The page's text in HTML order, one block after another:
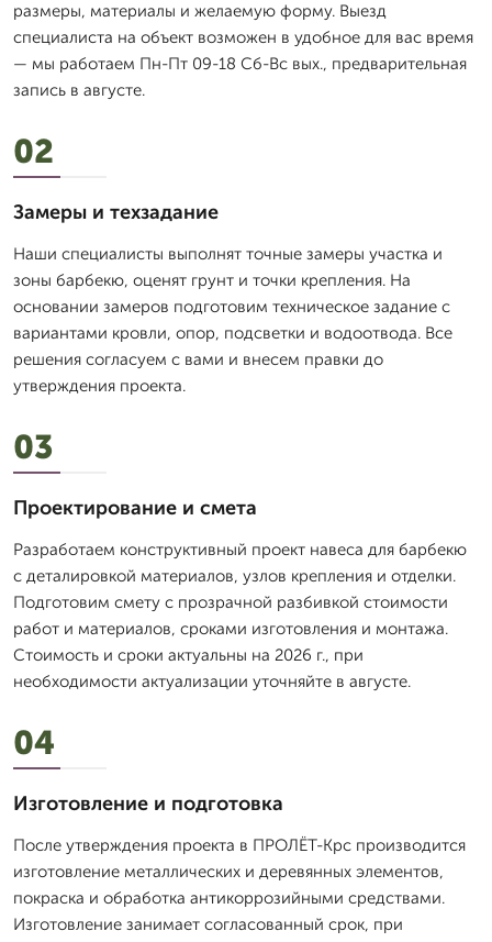
размеры, материалы и желаемую форму. Выезд
специалиста на объект возможен в удобное для вас время
— мы работаем Пн-Пт 09-18 Сб-Вс вых., предварительная
запись в августе.
02
Замеры и техзадание
Наши специалисты выполнят точные замеры участка и
зоны барбекю, оценят грунт и точки крепления. На
основании замеров подготовим техническое задание с
вариантами кровли, опор, подсветки и водоотвода. Все
решения согласуем с вами и внесем правки до
утверждения проекта.
03
Проектирование и смета
Разработаем конструктивный проект навеса для барбекю
с деталировкой материалов, узлов крепления и отделки.
Подготовим смету с прозрачной разбивкой стоимости
работ и материалов, сроками изготовления и монтажа.
Стоимость и сроки актуальны на 2026 г., при
необходимости актуализации уточняйте в августе.
04
Изготовление и подготовка
После утверждения проекта в ПРОЛЁТ-Крс производится
изготовление металлических и деревянных элементов,
покраска и обработка антикоррозийными средствами.
Изготовление занимает согласованный срок, при